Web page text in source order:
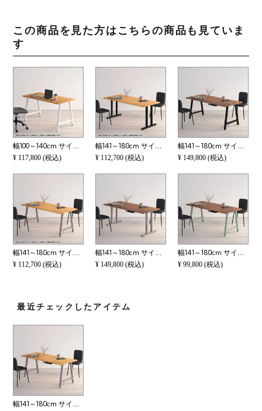
この商品を見た方はこちらの商品も見ていま
す
¥ 117,800 (税込)
¥ 112,700 (税込)
¥ 149,800 (税込)
¥ 112,700 (税込)
¥ 149,800 (税込)
¥ 99,800 (税込)
最近チェックしたアイテム